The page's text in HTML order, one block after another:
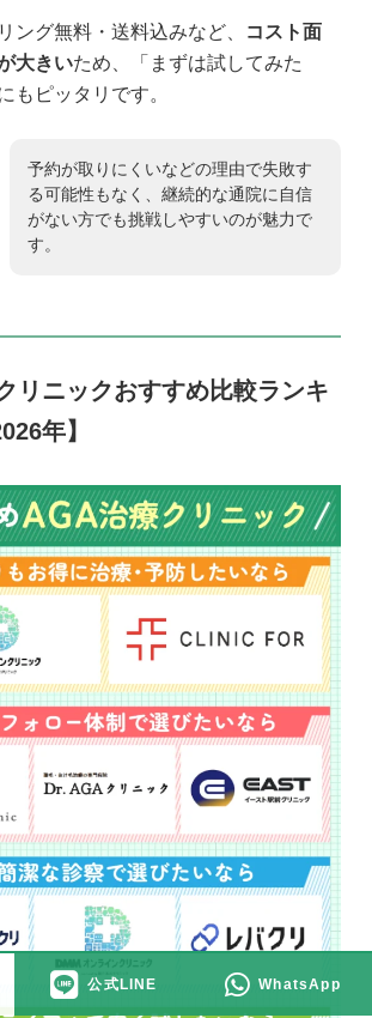
ング無料・送料込みなど、
コスト面
大きいため、「まずは試してみた
もピッタリです。
予約が取りにくいなどの理由で失敗す
る可能性もなく、継続的な通院に自信
がない方でも挑戦しやすいのが魅力で
す。
リニックおすすめ比較ランキ
年】
公式LINE WhatsApp